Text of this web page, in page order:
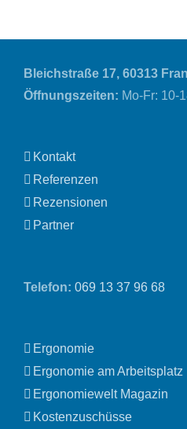
Bleichstraße 17, 60313
Öffnungszeiten: Mo-Fr: 10-
Kontakt
Referenzen
Rezensionen
Partner
Telefon: 069 13 37 96 68
Ergonomie
Ergonomie am Arbeitsplatz
Ergonomiewelt Magazin
Kostenzuschüsse